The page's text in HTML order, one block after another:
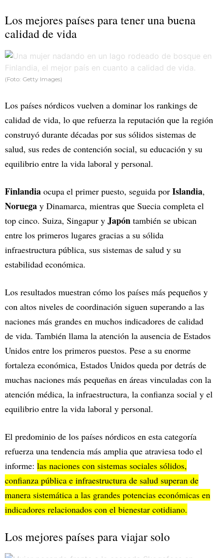
Los mejores países para tener una buena
calidad de vida
(Foto: Getty Images)
Los países nórdicos vuelven a dominar los rankings de
calidad de vida, lo que refuerza la reputación que la región
construyó durante décadas por sus sólidos sistemas de
salud, sus redes de contención social, su educación y su
equilibrio entre la vida laboral y personal.
Finlandia ocupa el primer puesto, seguida por Islandia,
Noruega y Dinamarca, mientras que Suecia completa el
top cinco. Suiza, Singapur y Japón también se ubican
entre los primeros lugares gracias a su sólida
infraestructura pública, sus sistemas de salud y su
estabilidad económica.
Los resultados muestran cómo los países más pequeños y
con altos niveles de coordinación siguen superando a las
naciones más grandes en muchos indicadores de calidad
de vida. También llama la atención la ausencia de Estados
Unidos entre los primeros puestos. Pese a su enorme
fortaleza económica, Estados Unidos queda por detrás de
muchas naciones más pequeñas en áreas vinculadas con la
atención médica, la infraestructura, la confianza social y el
equilibrio entre la vida laboral y personal.
El predominio de los países nórdicos en esta categoría
refuerza una tendencia más amplia que atraviesa todo el
informe: las naciones con sistemas sociales sólidos,
confianza pública e infraestructura de salud superan de
manera sistemática a las grandes potencias económicas en
indicadores relacionados con el bienestar cotidiano.
Los mejores países para viajar solo